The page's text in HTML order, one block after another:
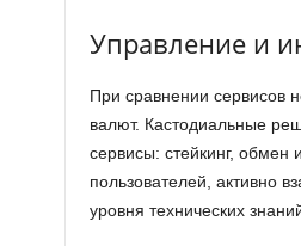
Управление и
При сравнении сервисов
валют. Кастодиальные
сервисы: стейкинг, обмен
пользователей, активно
уровня технических